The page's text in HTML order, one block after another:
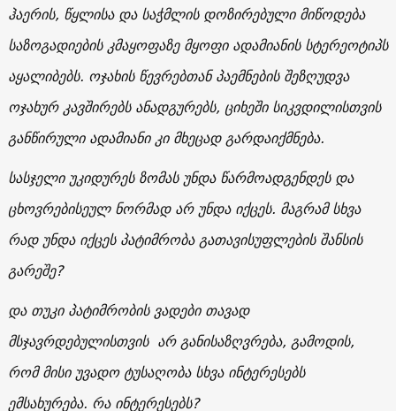
ჰაერის, წყლისა და საჭმლის დოზირებული მიწოდება
საზოგადიების კმაყოფაზე მყოფი ადამიანის სტერეოტიპს
აყალიბებს. ოჯახის წევრებთან პაემნების შეზღუდვა
ოჯახურ კავშირებს ანადგურებს, ციხეში სიკვდილისთვის
განწირული ადამიანი კი მხეცად გარდაიქმნება.
სასჯელი უკიდურეს ზომას უნდა წარმოადგენდეს და
ცხოვრებისეულ ნორმად არ უნდა იქცეს. მაგრამ სხვა
რად უნდა იქცეს პატიმრობა გათავისუფლების შანსის
გარეშე?
და თუკი პატიმრობის ვადები თავად
მსჯავრდებულისთვის არ განისაზღვრება, გამოდის,
რომ მისი უვადო ტუსაღობა სხვა ინტერესებს
ემსახურება. რა ინტერესებს?